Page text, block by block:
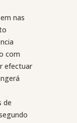
nas
com
efectuar
de